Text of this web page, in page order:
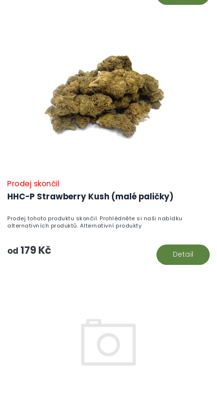
HHC-P Strawberry Kush (malé paličky)
Prodej skončil
od 179 Kč Detail
Prodej tohoto produktu skončil. Prohlédněte si naši nabídku
alternativních produktů. Alternativní produkty